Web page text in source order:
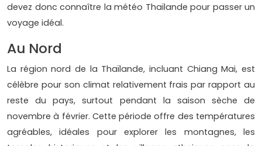
devez donc connaître la météo Thaïlande pour passer un
voyage idéal.
Au Nord
La région nord de la Thaïlande, incluant Chiang Mai, est
célèbre pour son climat relativement frais par rapport au
reste du pays, surtout pendant la saison sèche de
novembre à février. Cette période offre des températures
agréables, idéales pour explorer les montagnes, les